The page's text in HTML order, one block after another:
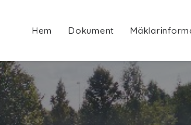
Hem Dokument